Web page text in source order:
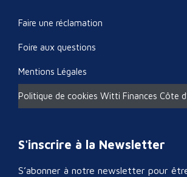
Faire une réclamation
Foire aux questions
Mentions Légales
Politique de cookies Witti Finances Côte
S'inscrire à la Newsletter
S’abonner à notre newsletter pour